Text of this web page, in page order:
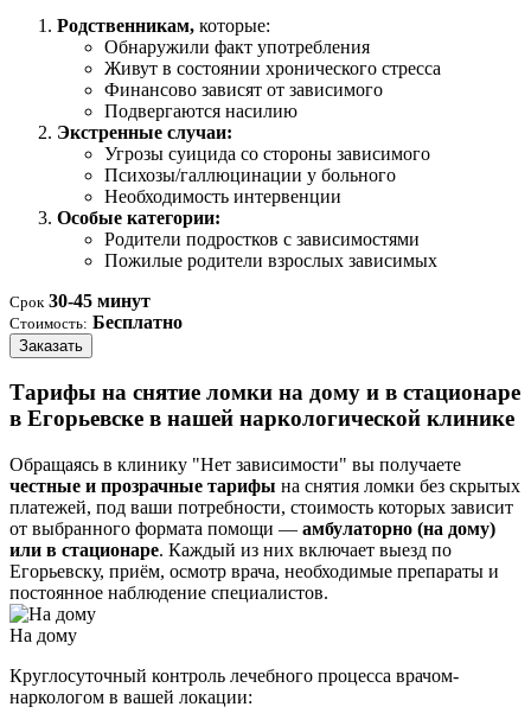
Родственникам, которые:
Обнаружили факт употребления
Живут в состоянии хронического стресса
Финансово зависят от зависимого
Подвергаются насилию
Экстренные случаи:
Угрозы суицида со стороны зависимого
Психозы/галлюцинации у больного
Необходимость интервенции
Особые категории:
Родители подростков с зависимостями
Пожилые родители взрослых зависимых
Срок 30-45 минут
Стоимость: Бесплатно
Заказать
Тарифы на снятие ломки на дому и в стационаре
в Егорьевске в нашей наркологической клинике
Обращаясь в клинику "Нет зависимости" вы получаете
честные и прозрачные тарифы на снятия ломки без скрытых
платежей, под ваши потребности, стоимость которых зависит
от выбранного формата помощи — амбулаторно (на дому)
или в стационаре. Каждый из них включает выезд по
Егорьевску, приём, осмотр врача, необходимые препараты и
постоянное наблюдение специалистов.
На дому
Круглосуточный контроль лечебного процесса врачом-
наркологом в вашей локации: